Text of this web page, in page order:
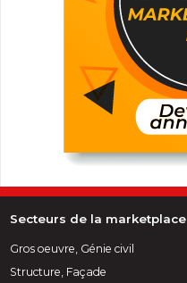
Secteurs de la marketplace
Gros oeuvre, Génie civil
Structure, Façade